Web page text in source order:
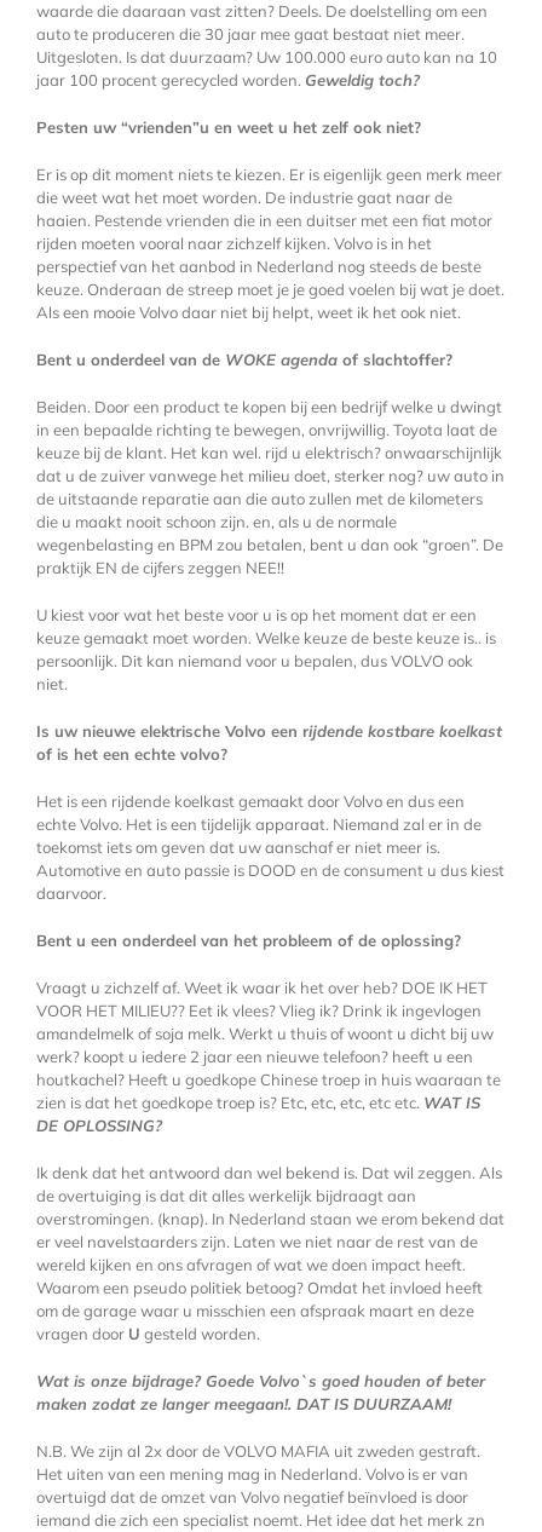
waarde die daaraan vast zitten? Deels. De doelstelling om een
auto te produceren die 30 jaar mee gaat bestaat niet meer.
Uitgesloten. Is dat duurzaam? Uw 100.000 euro auto kan na 10
jaar 100 procent gerecycled worden. Geweldig toch?
Pesten uw “vrienden”u en weet u het zelf ook niet?
Er is op dit moment niets te kiezen. Er is eigenlijk geen merk meer
die weet wat het moet worden. De industrie gaat naar de
haaien. Pestende vrienden die in een duitser met een fiat motor
rijden moeten vooral naar zichzelf kijken. Volvo is in het
perspectief van het aanbod in Nederland nog steeds de beste
keuze. Onderaan de streep moet je je goed voelen bij wat je doet.
Als een mooie Volvo daar niet bij helpt, weet ik het ook niet.
Bent u onderdeel van de WOKE agenda of slachtoffer?
Beiden. Door een product te kopen bij een bedrijf welke u dwingt
in een bepaalde richting te bewegen, onvrijwillig. Toyota laat de
keuze bij de klant. Het kan wel. rijd u elektrisch? onwaarschijnlijk
dat u de zuiver vanwege het milieu doet, sterker nog? uw auto in
de uitstaande reparatie aan die auto zullen met de kilometers
die u maakt nooit schoon zijn. en, als u de normale
wegenbelasting en BPM zou betalen, bent u dan ook “groen”. De
praktijk EN de cijfers zeggen NEE!!
U kiest voor wat het beste voor u is op het moment dat er een
keuze gemaakt moet worden. Welke keuze de beste keuze is.. is
persoonlijk. Dit kan niemand voor u bepalen, dus VOLVO ook
niet.
Is uw nieuwe elektrische Volvo een rijdende kostbare koelkast
of is het een echte volvo?
Het is een rijdende koelkast gemaakt door Volvo en dus een
echte Volvo. Het is een tijdelijk apparaat. Niemand zal er in de
toekomst iets om geven dat uw aanschaf er niet meer is.
Automotive en auto passie is DOOD en de consument u dus kiest
daarvoor.
Bent u een onderdeel van het probleem of de oplossing?
Vraagt u zichzelf af. Weet ik waar ik het over heb? DOE IK HET
VOOR HET MILIEU?? Eet ik vlees? Vlieg ik? Drink ik ingevlogen
amandelmelk of soja melk. Werkt u thuis of woont u dicht bij uw
werk? koopt u iedere 2 jaar een nieuwe telefoon? heeft u een
houtkachel? Heeft u goedkope Chinese troep in huis waaraan te
zien is dat het goedkope troep is? Etc, etc, etc, etc etc. WAT IS
DE OPLOSSING?
Ik denk dat het antwoord dan wel bekend is. Dat wil zeggen. Als
de overtuiging is dat dit alles werkelijk bijdraagt aan
overstromingen. (knap). In Nederland staan we erom bekend dat
er veel navelstaarders zijn. Laten we niet naar de rest van de
wereld kijken en ons afvragen of wat we doen impact heeft.
Waarom een pseudo politiek betoog? Omdat het invloed heeft
om de garage waar u misschien een afspraak maart en deze
vragen door U gesteld worden.
Wat is onze bijdrage? Goede Volvo`s goed houden of beter
maken zodat ze langer meegaan!. DAT IS DUURZAAM!
N.B. We zijn al 2x door de VOLVO MAFIA uit zweden gestraft.
Het uiten van een mening mag in Nederland. Volvo is er van
overtuigd dat de omzet van Volvo negatief beïnvloed is door
iemand die zich een specialist noemt. Het idee dat het merk zn